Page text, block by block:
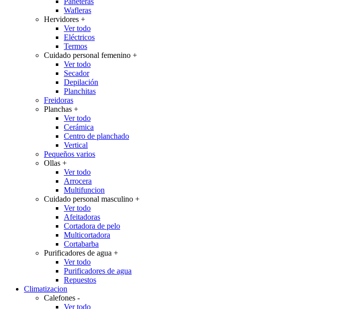
Wafleras
Hervidores +
Ver todo
Eléctricos
Termos
Cuidado personal femenino +
Ver todo
Secador
Depilación
Planchitas
Freidoras
Planchas +
Ver todo
Cerámica
Centro de planchado
Vertical
Pequeños varios
Ollas +
Ver todo
Arrocera
Multifuncion
Cuidado personal masculino +
Ver todo
Afeitadoras
Cortadora de pelo
Multicortadora
Cortabarba
Purificadores de agua +
Ver todo
Purificadores de agua
Repuestos
Climatizacion
Calefones -
Ver todo